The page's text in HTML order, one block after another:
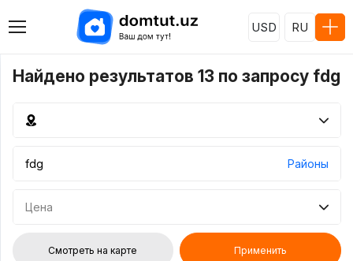
USD RU
Найдено результатов 13 по запросу fdg
Районы
Цена
Смотреть на карте Применить